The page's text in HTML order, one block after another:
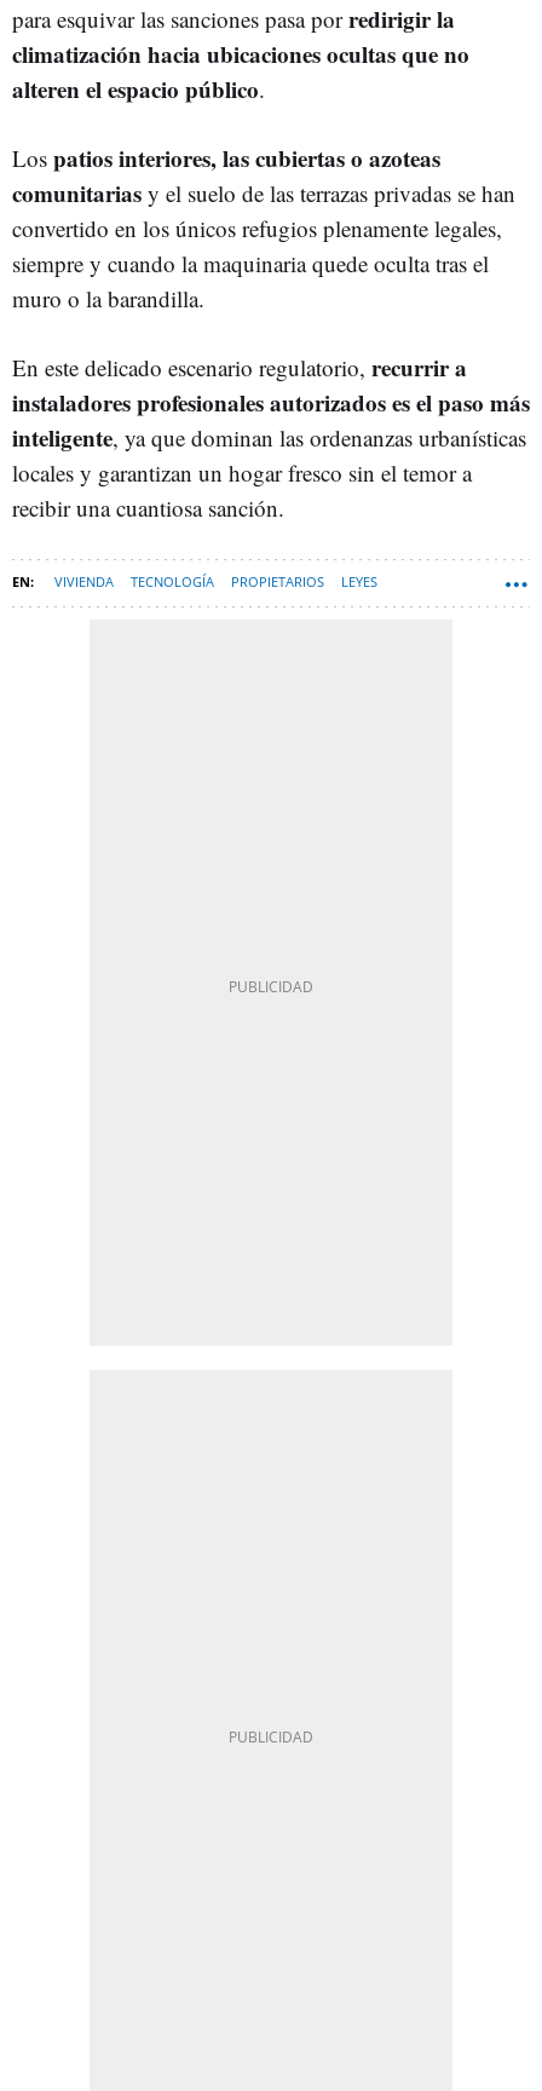
para esquivar las sanciones pasa porredirigir la
climatización hacia ubicaciones ocultas que no
alteren el espacio público.
Los patios interiores, las cubiertas o azoteas
comunitarias y el suelo de las terrazas privadas se han
convertido en los únicos refugios plenamente legales,
siempre y cuando la maquinaria quede oculta tras el
muro o la barandilla.
En este delicado escenario regulatorio, recurrir a
instaladores profesionales autorizados es el paso más
inteligente, ya que dominan las ordenanzas urbanísticas
locales y garantizan un hogar fresco sin el temor a
recibir una cuantiosa sanción.
VIVIENDA TECNOLOGÍA PROPIETARIOS LEYES